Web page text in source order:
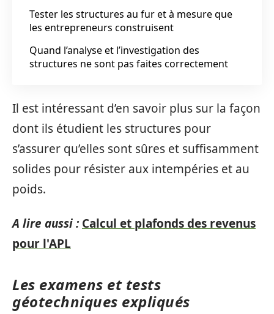
Tester les structures au fur et à mesure que
les entrepreneurs construisent
Quand l’analyse et l’investigation des
structures ne sont pas faites correctement
Il est intéressant d’en savoir plus sur la façon
dont ils étudient les structures pour
s’assurer qu’elles sont sûres et suffisamment
solides pour résister aux intempéries et au
poids.
A lire aussi : Calcul et plafonds des revenus
pour l'APL
Les examens et tests
géotechniques expliqués